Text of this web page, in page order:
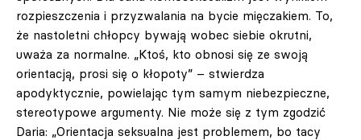
rozpieszczenia i przyzwalania na bycie mięczakiem. To,
że nastoletni chłopcy bywają wobec siebie okrutni,
uważa za normalne. „Ktoś, kto obnosi się ze swoją
orientacją, prosi się o kłopoty” – stwierdza
apodyktycznie, powielając tym samym niebezpieczne,
stereotypowe argumenty. Nie może się z tym zgodzić
Daria: „Orientacja seksualna jest problemem, bo tacy